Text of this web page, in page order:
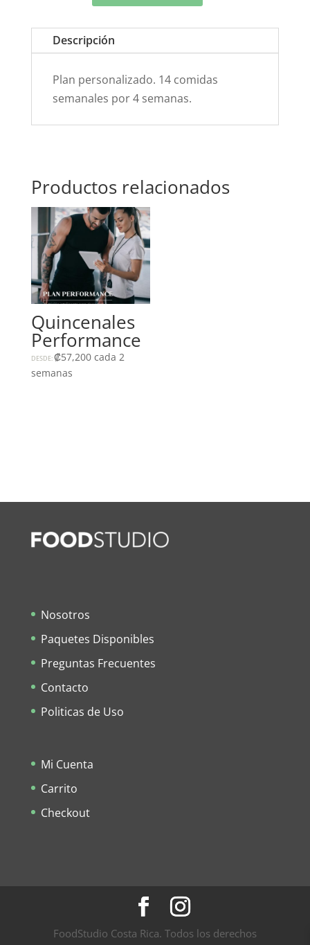
Villalobos
cantidad
Descripción
Plan personalizado. 14 comidas
semanales por 4 semanas.
Productos relacionados
Quincenales
Performance
DESDE:₡57,200 cada 2
semanas
Nosotros
Paquetes Disponibles
Preguntas Frecuentes
Contacto
Politicas de Uso
Mi Cuenta
Carrito
Checkout
FoodStudio Costa Rica. Todos los derechos